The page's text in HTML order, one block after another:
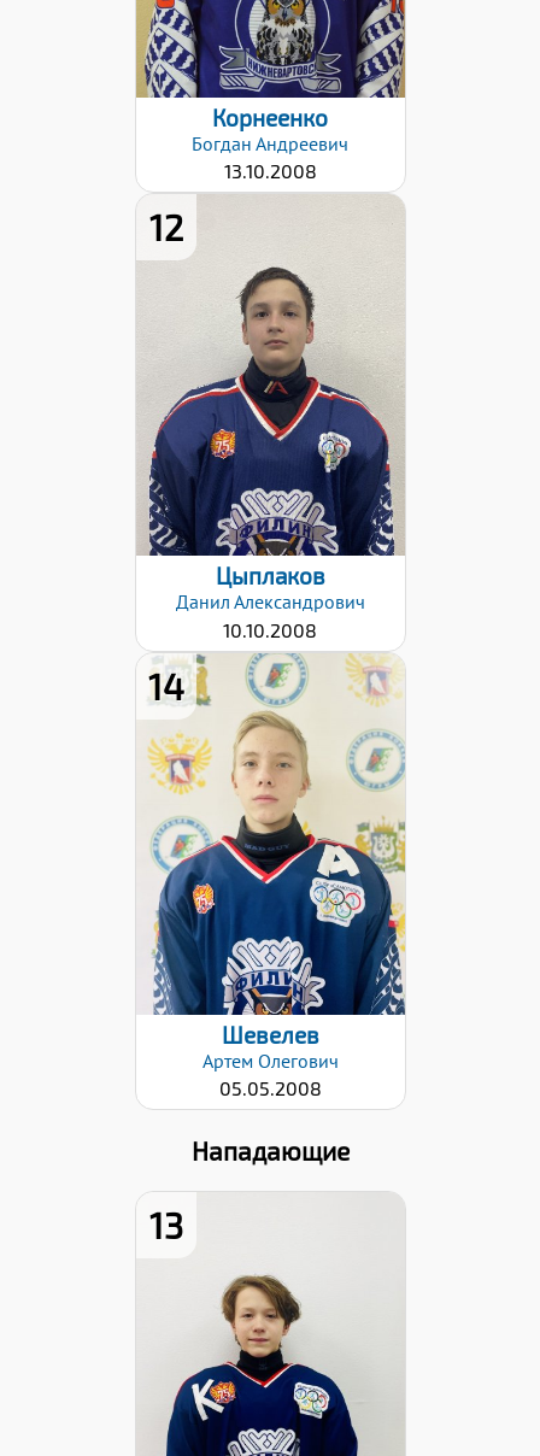
Корнеенко
Богдан Андреевич
13.10.2008
12
Дата заявки:
24.10.2022
Цыплаков
Данил Александрович
10.10.2008
14
Дата заявки:
24.10.2022
Шевелев
Артем Олегович
05.05.2008
Нападающие
13
Дата заявки:
24.10.2022